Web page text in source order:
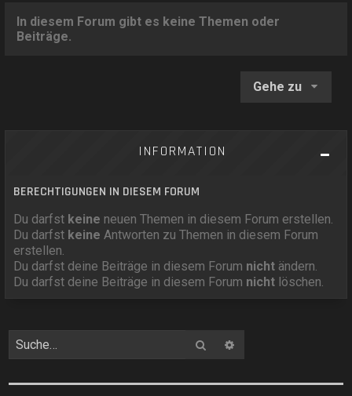
In diesem Forum gibt es keine Themen oder
Beiträge.
Gehe zu
INFORMATION
BERECHTIGUNGEN IN DIESEM FORUM
Du darfst keine neuen Themen in diesem Forum erstellen.
Du darfst keine Antworten zu Themen in diesem Forum
erstellen.
Du darfst deine Beiträge in diesem Forum nicht ändern.
Du darfst deine Beiträge in diesem Forum nicht löschen.
Suche